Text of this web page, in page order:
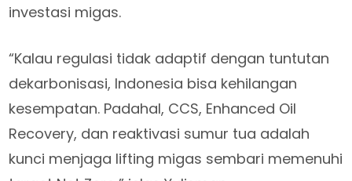
investasi migas.
“Kalau regulasi tidak adaptif dengan tuntutan
dekarbonisasi, Indonesia bisa kehilangan
kesempatan. Padahal, CCS, Enhanced Oil
Recovery, dan reaktivasi sumur tua adalah
kunci menjaga lifting migas sembari memenuhi